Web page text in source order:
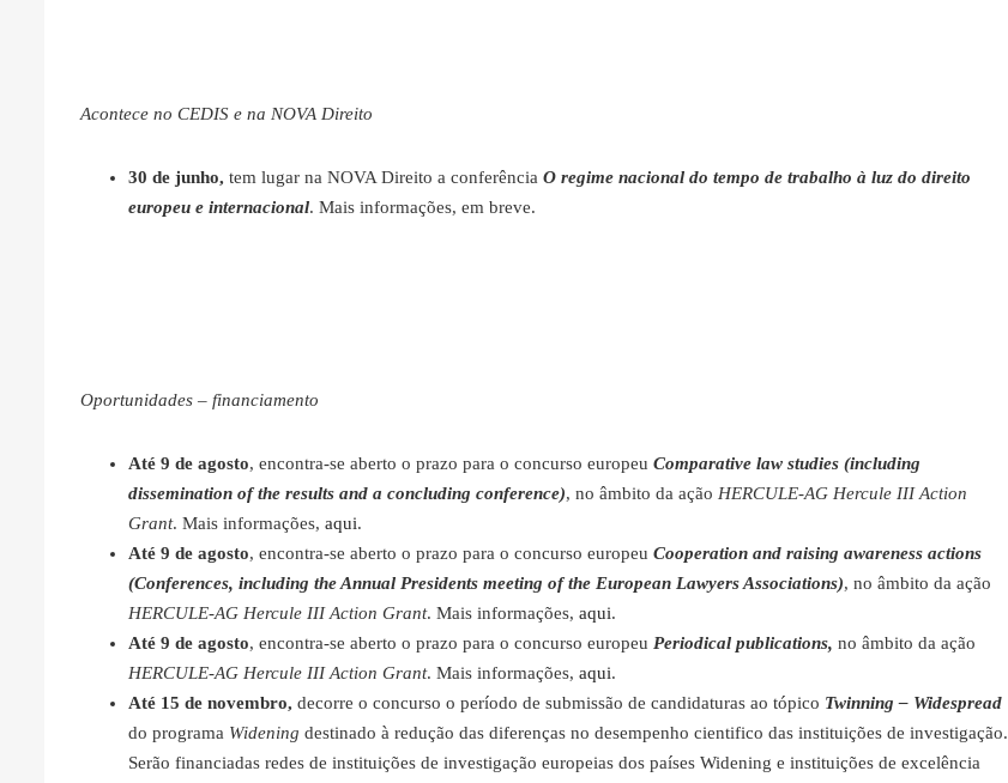
Acontece no CEDIS e na NOVA Direito
30 de junho, tem lugar na NOVA Direito a conferência O regime nacional do tempo de trabalho à luz do direito
europeu e internacional. Mais informações, em breve.
Oportunidades – financiamento
Até 9 de agosto, encontra-se aberto o prazo para o concurso europeu Comparative law studies (including
dissemination of the results and a concluding conference), no âmbito da ação HERCULE-AG Hercule III Action
Grant. Mais informações, aqui.
Até 9 de agosto, encontra-se aberto o prazo para o concurso europeu Cooperation and raising awareness actions
(Conferences, including the Annual Presidents meeting of the European Lawyers Associations), no âmbito da ação
HERCULE-AG Hercule III Action Grant. Mais informações, aqui.
Até 9 de agosto, encontra-se aberto o prazo para o concurso europeu Periodical publications, no âmbito da ação
HERCULE-AG Hercule III Action Grant. Mais informações, aqui.
Até 15 de novembro, decorre o concurso o período de submissão de candidaturas ao tópico Twinning – Widespread
do programa Widening destinado à redução das diferenças no desempenho cientifico das instituições de investigação.
Serão financiadas redes de instituições de investigação europeias dos países Widening e instituições de excelência